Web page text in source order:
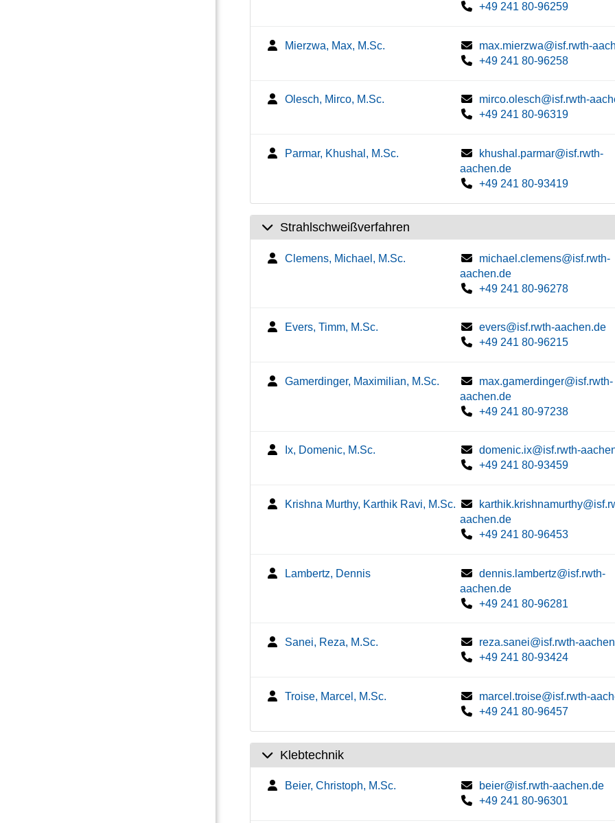
+49 241 80-96259
Mierzwa, Max, M.Sc.
max.mierzwa@isf.rwth-
+49 241 80-96258
Olesch, Mirco, M.Sc.
mirco.olesch@isf.rwth-
+49 241 80-96319
Parmar, Khushal, M.Sc.
khushal.parmar@isf.rwth-
aachen.de
+49 241 80-93419
Strahlschweißverfahren
Clemens, Michael, M.Sc.
michael.clemens@isf.rwth-
aachen.de
+49 241 80-96278
Evers, Timm, M.Sc.
evers@isf.rwth-aachen.de
+49 241 80-96215
Gamerdinger, Maximilian, M.Sc.
max.gamerdinger@isf.rwth-
aachen.de
+49 241 80-97238
Ix, Domenic, M.Sc.
domenic.ix@isf.rwth-
+49 241 80-93459
Krishna Murthy, Karthik Ravi, M.Sc.
aachen.de
+49 241 80-96453
Lambertz, Dennis
dennis.lambertz@isf.rwth-
aachen.de
+49 241 80-96281
Sanei, Reza, M.Sc.
reza.sanei@isf.rwth-
+49 241 80-93424
Troise, Marcel, M.Sc.
marcel.troise@isf.rwth-
+49 241 80-96457
Klebtechnik
Beier, Christoph, M.Sc.
beier@isf.rwth-aachen.de
+49 241 80-96301